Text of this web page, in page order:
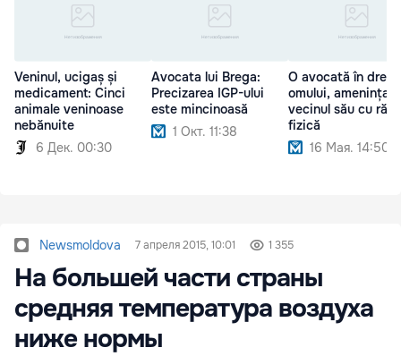
Veninul, ucigaș și
medicament: Cinci
animale veninoase
nebănuite
6 Дек. 00:30
Avocata lui Brega:
Precizarea IGP-ului
este mincinoasă
1 Окт. 11:38
O avocată în
omului,
vecinul său cu
fizică
16 Мая. 14:50
Newsmoldova 7 апреля 2015, 10:01 1 355
На большей части страны
средняя температура воздуха
ниже нормы